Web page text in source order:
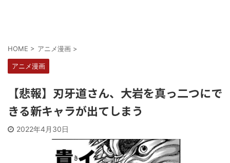
HOME > アニメ漫画 >
アニメ漫画
【悲報】刃牙道さん、大岩を真っ二つにで
きる新キャラが出てしまう
2022年4月30日